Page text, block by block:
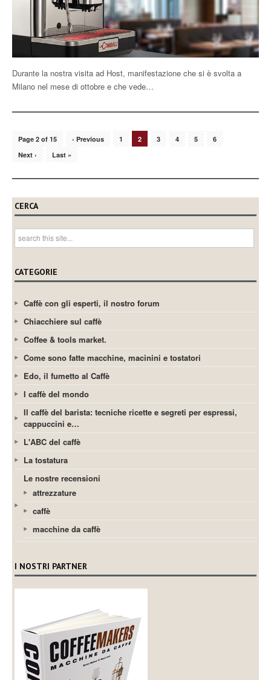
Durante la nostra visita ad Host, manifestazione che si è svolta a
Milano nel mese di ottobre e che vede…
Page 2 of 15 ‹ Previous 1 2 3 4 5
6
Next ›
Last »
CERCA
CATEGORIE
Caffè con gli esperti, il nostro forum
Chiacchiere sul caffè
Coffee & tools market.
Come sono fatte macchine, macinini e tostatori
Edo, il fumetto al Caffè
I caffè del mondo
Il caffè del barista: tecniche ricette e segreti per espressi,
cappuccini e…
L'ABC del caffè
La tostatura
Le nostre recensioni
attrezzature
caffè
macchine da caffè
I NOSTRI PARTNER